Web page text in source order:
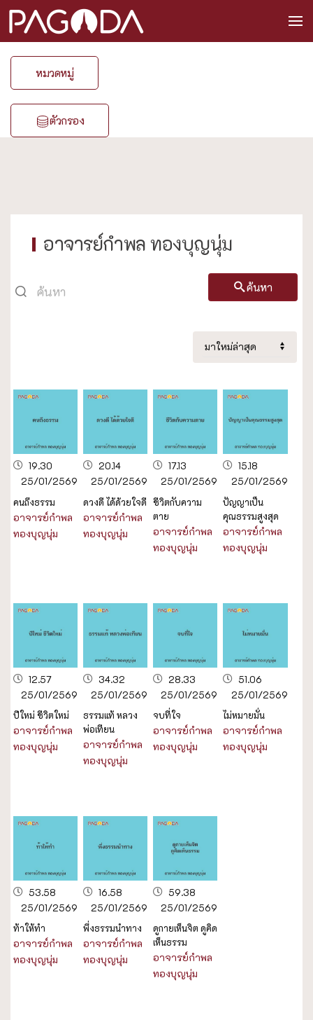
หมวดหมู่
ตัวกรอง
อาจารย์กำพล ทองบุญนุ่ม
ค้นหา
19.30
25/01/2569
คนถึงธรรม
อาจารย์กำพล
ทองบุญนุ่ม
20.14
25/01/2569
ดวงดี ได้ด้วยใจดี
อาจารย์กำพล
ทองบุญนุ่ม
17.13
25/01/2569
ชีวิตกับความ
ตาย
อาจารย์กำพล
ทองบุญนุ่ม
15.18
25/01/2569
ปัญญาเป็น
คุณธรรมสูงสุด
อาจารย์กำพล
ทองบุญนุ่ม
12.57
25/01/2569
ปีใหม่ ชีวิตใหม่
อาจารย์กำพล
ทองบุญนุ่ม
34.32
25/01/2569
ธรรมแท้ หลวง
พ่อเทียน
อาจารย์กำพล
ทองบุญนุ่ม
28.33
25/01/2569
จบที่ใจ
อาจารย์กำพล
ทองบุญนุ่ม
51.06
25/01/2569
ไม่หมายมั่น
อาจารย์กำพล
ทองบุญนุ่ม
53.58
25/01/2569
ท้าให้ทำ
อาจารย์กำพล
ทองบุญนุ่ม
16.58
25/01/2569
พึ่งธรรมนำทาง
อาจารย์กำพล
ทองบุญนุ่ม
59.38
25/01/2569
ดูกายเห็นจิต ดูคิด
เห็นธรรม
อาจารย์กำพล
ทองบุญนุ่ม